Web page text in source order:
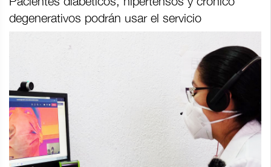
degenerativos podrán usar el servicio